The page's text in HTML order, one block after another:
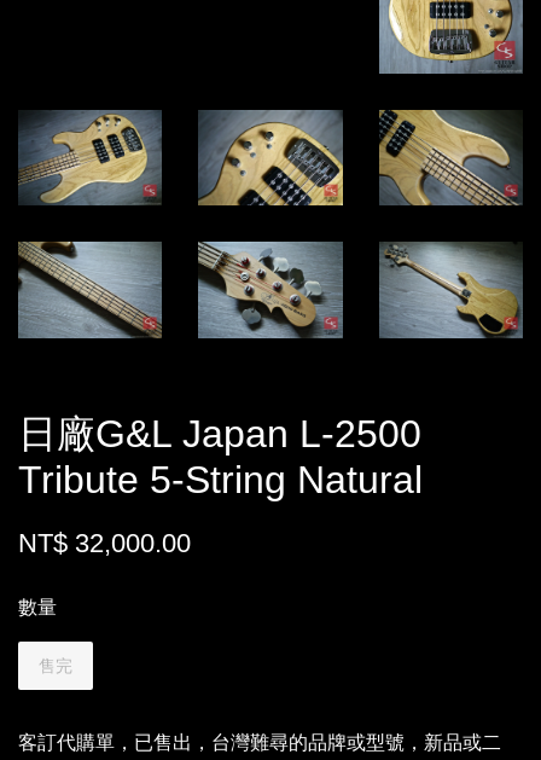
日廠G&L Japan L-2500
Tribute 5-String Natural
NT$ 32,000.00
數量
售完
客訂代購單，已售出，台灣難尋的品牌或型號，新品或二